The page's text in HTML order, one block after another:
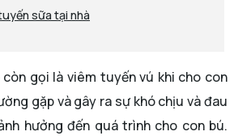
sữa tại nhà
gọi là viêm tuyến vú khi cho con
gặp và gây ra sự khó chịu và đau
hưởng đến quá trình cho con bú.